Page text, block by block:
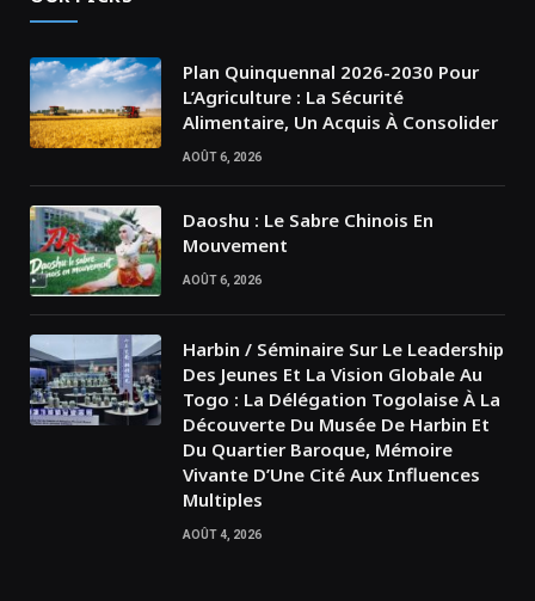
Plan Quinquennal 2026-2030 Pour
L’Agriculture : La Sécurité
Alimentaire, Un Acquis À Consolider
AOÛT 6, 2026
Daoshu : Le Sabre Chinois En
Mouvement
AOÛT 6, 2026
Harbin / Séminaire Sur Le Leadership
Des Jeunes Et La Vision Globale Au
Togo : La Délégation Togolaise À La
Découverte Du Musée De Harbin Et
Du Quartier Baroque, Mémoire
Vivante D’Une Cité Aux Influences
Multiples
AOÛT 4, 2026